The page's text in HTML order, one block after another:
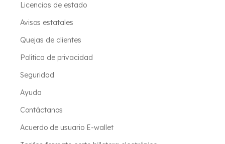
Licencias de estado
Avisos estatales
Quejas de clientes
Política de privacidad
Seguridad
Ayuda
Contáctanos
Acuerdo de usuario E-wallet